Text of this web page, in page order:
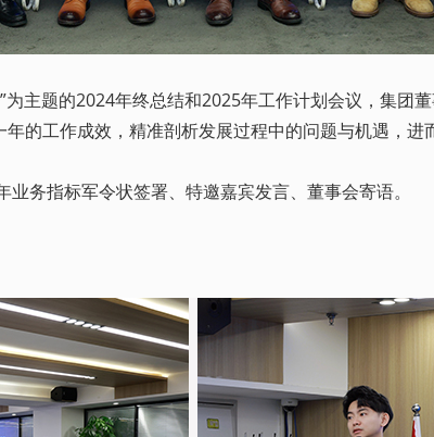
为主题的2024年终总结和2025年工作计划会议，集团
的工作成效，精准剖析发展过程中的问题与机遇，进
指标军令状签署、特邀嘉宾发言、董事会寄语。